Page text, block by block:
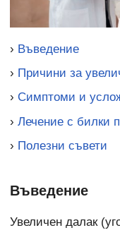
› Въведение
› Причини за
› Симптоми и
› Лечение с билки
› Полезни съвети
Въведение
Увеличен далак